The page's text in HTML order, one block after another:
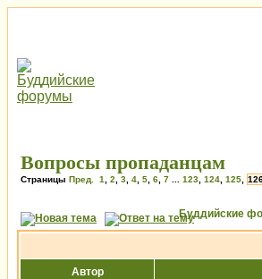
Вопросы пропаданцам
Страницы Пред. 1 2 3 4 5 6 7 123 124 125
Буддийские
Автор